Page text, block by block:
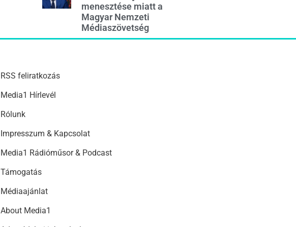
menesztése miatt a
Magyar Nemzeti
Médiaszövetség
RSS feliratkozás
Media1 Hírlevél
Rólunk
Impresszum & Kapcsolat
Media1 Rádióműsor & Podcast
Támogatás
Médiaajánlat
About Media1